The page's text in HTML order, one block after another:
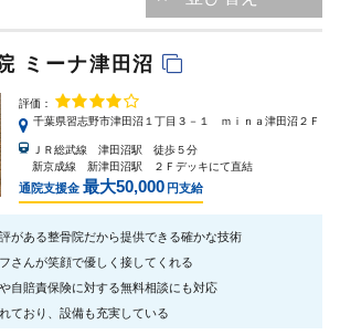
ミーナ津田沼
評価：
千葉県習志野市津田沼１丁目３－１ ｍｉｎａ津田沼２Ｆ
ＪＲ総武線 津田沼駅 徒歩５分
新京成線 新津田沼駅 ２Ｆデッキにて直結
通院支援金 最大50,000 円支給
がある整骨院だから提供できる確かな技術
さんが笑顔で優しく接してくれる
自賠責保険に対する無料相談にも対応
ており、設備も充実している